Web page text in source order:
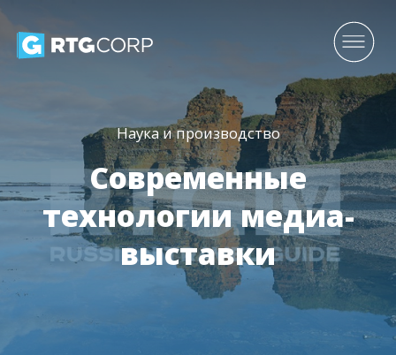
Наука и производство
Современные
технологии медиа-
выставки